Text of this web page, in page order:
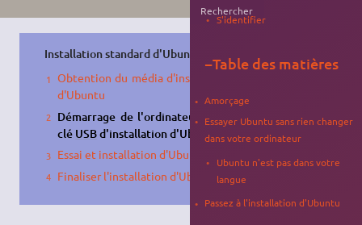
Installation standard d'Ubuntu
Obtention du média d'installation
d'Ubuntu
Démarrage de l'ordinateur sur la
clé USBd'installation d'Ubuntu
Essai et installation d'Ubuntu
Finaliser l'installation d'Ubuntu
Rechercher
S'identifier
−Table des matières
Amorçage
Essayer Ubuntu sans rien changer
dans votre ordinateur
Ubuntu n'est pas dans votre
langue
Passez à l'installation d'Ubuntu